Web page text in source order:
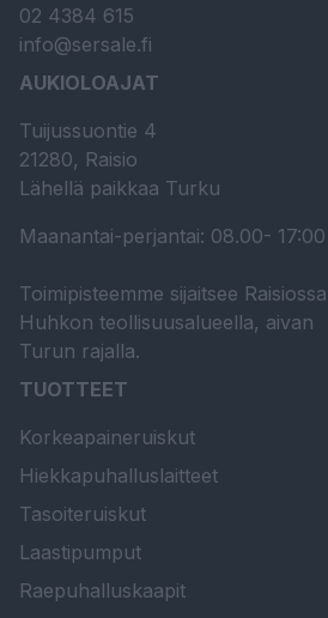
02 4384 615
info@sersale.fi
AUKIOLOAJAT
Tuijussuontie 4
21280, Raisio
Lähellä paikkaa Turku
Maanantai-perjantai: 08.00- 17:00
Toimipisteemme sijaitsee Raisiossa
Huhkon teollisuusalueella, aivan
Turun rajalla.
TUOTTEET
Korkeapaineruiskut
Hiekkapuhalluslaitteet
Tasoiteruiskut
Laastipumput
Raepuhalluskaapit